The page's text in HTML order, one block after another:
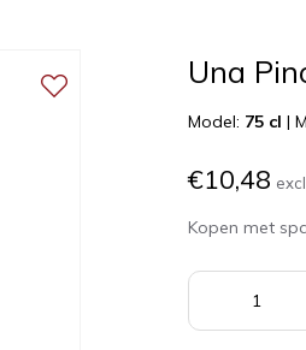
Una
Model: 75 cl |
€10,48
Kopen met